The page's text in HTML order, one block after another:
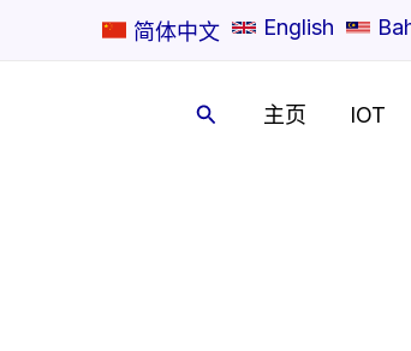
简体中文 English
搜
主页 IOT